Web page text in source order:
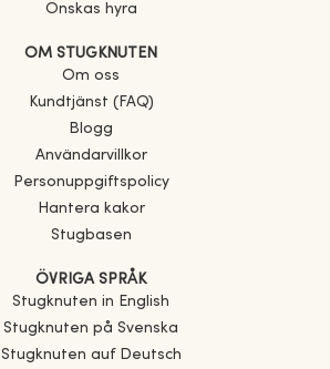
Önskas hyra
OM STUGKNUTEN
Om oss
Kundtjänst (FAQ)
Blogg
Användarvillkor
Personuppgiftspolicy
Hantera kakor
Stugbasen
ÖVRIGA SPRÅK
Stugknuten in English
Stugknuten på Svenska
Stugknuten auf Deutsch